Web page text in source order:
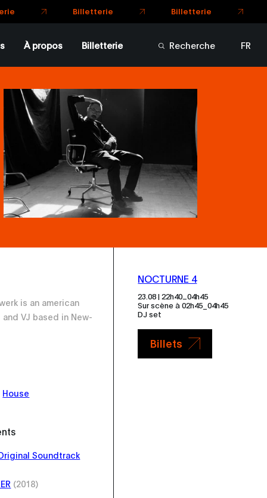
Billetterie Billetterie
À propos Billetterie Recherche
FR
is an american
VJ based in New-
House
Soundtrack
(2018)
NOCTURNE 4
23.08 | 22h40 _04h45
Sur scène à 02h45_04h45
DJ set
Billets